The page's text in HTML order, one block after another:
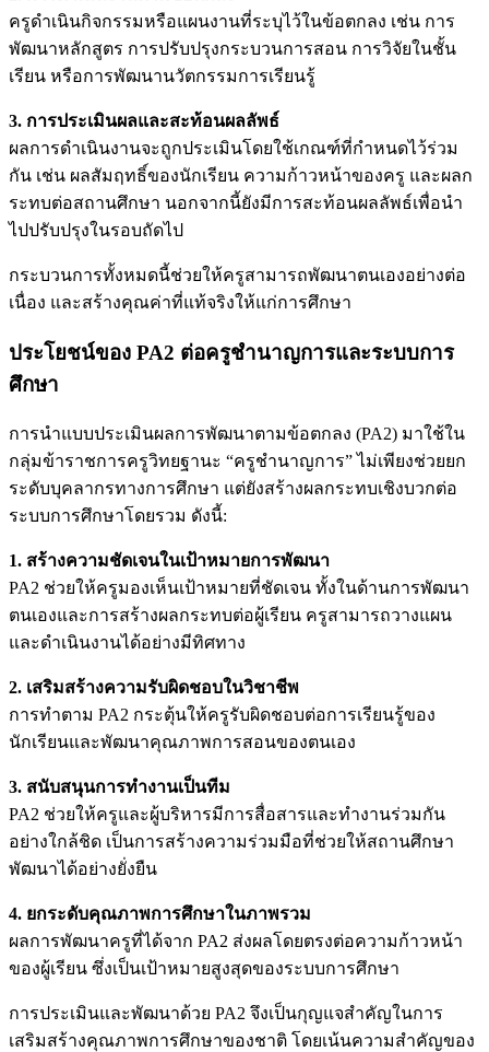
ครูดำเนินกิจกรรมหรือแผนงานที่ระบุไว้ในข้อตกลง เช่น การ
พัฒนาหลักสูตร การปรับปรุงกระบวนการสอน การวิจัยในชั้น
เรียน หรือการพัฒนานวัตกรรมการเรียนรู้
3. การประเมินผลและสะท้อนผลลัพธ์
ผลการดำเนินงานจะถูกประเมินโดยใช้เกณฑ์ที่กำหนดไว้ร่วม
กัน เช่น ผลสัมฤทธิ์ของนักเรียน ความก้าวหน้าของครู และผลก
ระทบต่อสถานศึกษา นอกจากนี้ยังมีการสะท้อนผลลัพธ์เพื่อนำ
ไปปรับปรุงในรอบถัดไป
กระบวนการทั้งหมดนี้ช่วยให้ครูสามารถพัฒนาตนเองอย่างต่อ
เนื่อง และสร้างคุณค่าที่แท้จริงให้แก่การศึกษา
ประโยชน์ของ PA2 ต่อครูชำนาญการและระบบการ
ศึกษา
การนำแบบประเมินผลการพัฒนาตามข้อตกลง (PA2) มาใช้ใน
กลุ่มข้าราชการครูวิทยฐานะ “ครูชำนาญการ” ไม่เพียงช่วยยก
ระดับบุคลากรทางการศึกษา แต่ยังสร้างผลกระทบเชิงบวกต่อ
ระบบการศึกษาโดยรวม ดังนี้:
1. สร้างความชัดเจนในเป้าหมายการพัฒนา
PA2 ช่วยให้ครูมองเห็นเป้าหมายที่ชัดเจน ทั้งในด้านการพัฒนา
ตนเองและการสร้างผลกระทบต่อผู้เรียน ครูสามารถวางแผน
และดำเนินงานได้อย่างมีทิศทาง
2. เสริมสร้างความรับผิดชอบในวิชาชีพ
การทำตาม PA2 กระตุ้นให้ครูรับผิดชอบต่อการเรียนรู้ของ
นักเรียนและพัฒนาคุณภาพการสอนของตนเอง
3. สนับสนุนการทำงานเป็นทีม
PA2 ช่วยให้ครูและผู้บริหารมีการสื่อสารและทำงานร่วมกัน
อย่างใกล้ชิด เป็นการสร้างความร่วมมือที่ช่วยให้สถานศึกษา
พัฒนาได้อย่างยั่งยืน
4. ยกระดับคุณภาพการศึกษาในภาพรวม
ผลการพัฒนาครูที่ได้จาก PA2 ส่งผลโดยตรงต่อความก้าวหน้า
ของผู้เรียน ซึ่งเป็นเป้าหมายสูงสุดของระบบการศึกษา
การประเมินและพัฒนาด้วย PA2 จึงเป็นกุญแจสำคัญในการ
เสริมสร้างคุณภาพการศึกษาของชาติ โดยเน้นความสำคัญของ